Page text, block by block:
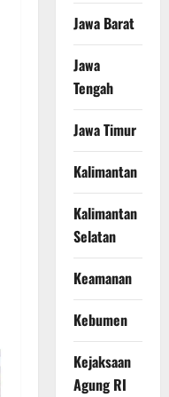
Jawa Barat
Jawa
Tengah
Jawa Timur
Kalimantan
Kalimantan
Selatan
Keamanan
Kebumen
Kejaksaan
Agung RI